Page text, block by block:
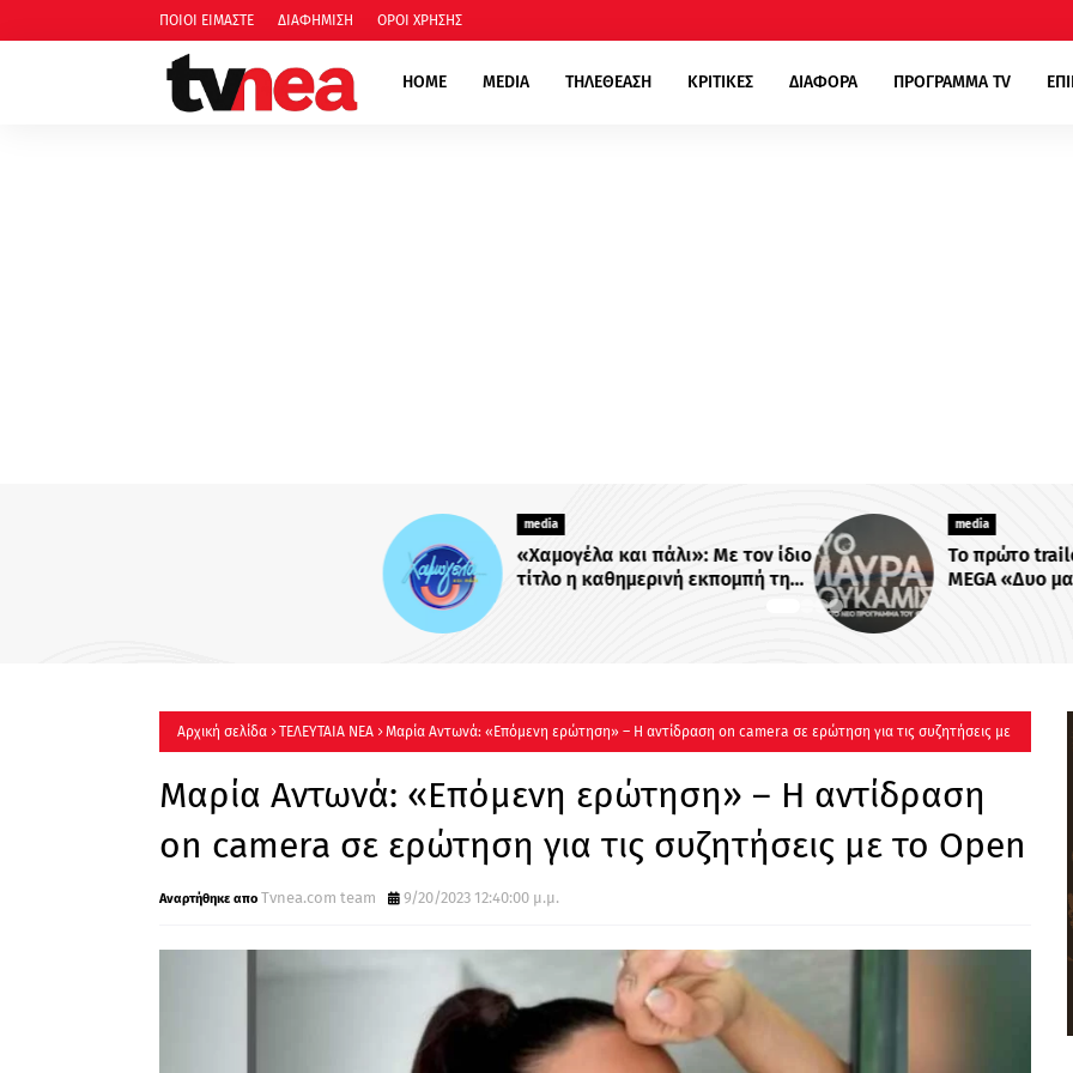
ΠΟΙΟΙ ΕΙΜΑΣΤΕ ΔΙΑΦΗΜΙΣΗ ΟΡΟΙ ΧΡΗΣΗΣ
HOME MEDIA ΤΗΛΕΘΕΑΣΗ ΚΡΙΤΙΚΕΣ ΔΙΑΦΟΡΑ ΠΡΟΓΡΑΜΜΑ TV
«Χαμογέλα και πάλι»: Με τον ίδιο
τίτλο η καθημερινή εκπομπή της
Σίσσυς Χρηστίδου στο Mega -
Πότε κάνει πρεμιέρα;
Το πρώτο trailer της σειράς του
MEGA «Δυο μαύρα πουκάμισα»
Αρχική σελίδα ΤΕΛΕΥΤΑΙΑ ΝΕΑ Μαρία Αντωνά: «Επόμενη ερώτηση» – Η αντίδραση on camera σε ερώτηση για τις συζητήσεις με
Μαρία Αντωνά: «Επόμενη ερώτηση» – Η αντίδραση
on camera σε ερώτηση για τις συζητήσεις με το Open
Τvnea.com team 9/20/2023 12:40:00 μ.μ.